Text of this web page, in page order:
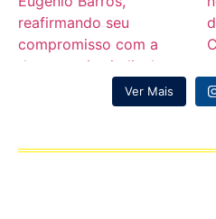
Ver Mais